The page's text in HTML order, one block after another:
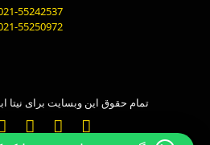
55242537
55250972
تمام حقوق این وبسایت برای نیتا